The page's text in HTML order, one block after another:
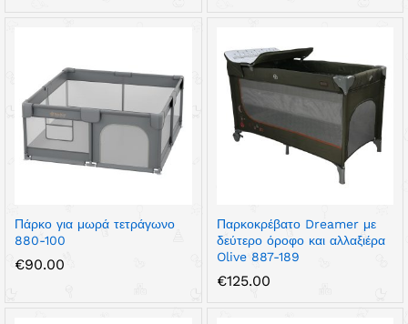
Πάρκο για μωρά τετράγωνο
880-100
€90.00
Παρκοκρέβατο Dreamer με
δεύτερο όροφο και αλλαξιέρα
Olive 887-189
€125.00